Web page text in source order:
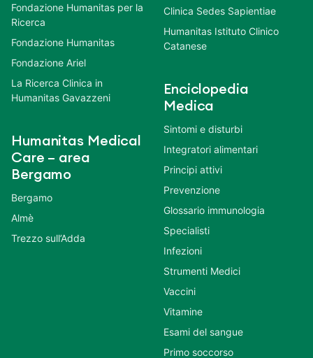
Fondazione Humanitas per la
Ricerca
Fondazione Humanitas
Fondazione Ariel
La Ricerca Clinica in
Humanitas Gavazzeni
Humanitas Medical
Care – area
Bergamo
Bergamo
Almè
Trezzo sull’Adda
Clinica Sedes Sapientiae
Humanitas Istituto Clinico
Catanese
Enciclopedia
Medica
Sintomi e disturbi
Integratori alimentari
Principi attivi
Prevenzione
Glossario immunologia
Specialisti
Infezioni
Strumenti Medici
Vaccini
Vitamine
Esami del sangue
Primo soccorso